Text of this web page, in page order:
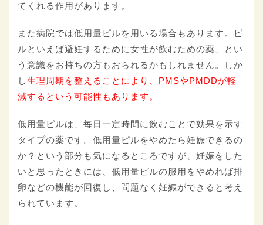
てくれる作用があります。
また病院では低用量ピルを用いる場合もあります。ピ
ルといえば避妊するために女性が飲むための薬、とい
う意識をお持ちの方もおられるかもしれません。しか
し生理周期を整えることにより、PMSやPMDDが軽
減するという可能性もあります。
低用量ピルは、毎日一定時間に飲むことで効果を示す
タイプの薬です。低用量ピルをやめたら妊娠できるの
か？という部分も気になるところですが、妊娠をした
いと思ったときには、低用量ピルの服用をやめれば排
卵などの機能が回復し、問題なく妊娠ができると考え
られています。